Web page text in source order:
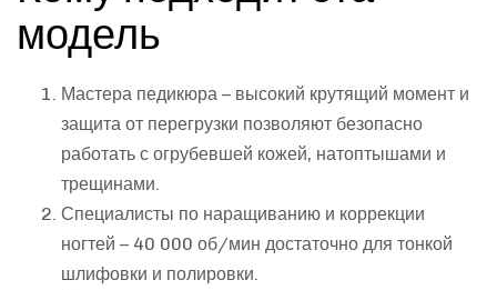
модель
Мастера педикюра – высокий крутящий момент и
защита от перегрузки позволяют безопасно
работать с огрубевшей кожей, натоптышами и
трещинами.
Специалисты по наращиванию и коррекции
ногтей – 40 000 об/мин достаточно для тонкой
шлифовки и полировки.